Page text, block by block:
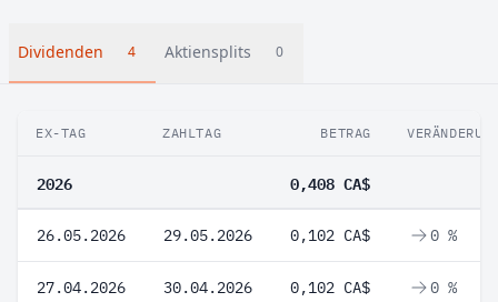
Dividenden 4 Aktiensplits 0
EX-TAG ZAHLTAG BETRAG
2026 0,408 CA$
26.05.2026 29.05.2026 0,102 CA$ 0 %
27.04.2026 30.04.2026 0,102 CA$ 0 %